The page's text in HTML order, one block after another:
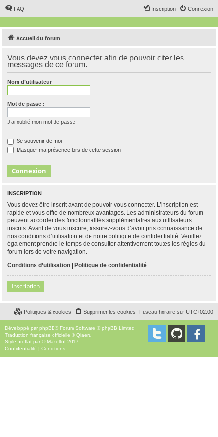
FAQ Connexion
Inscription
Accueil du forum
Vous devez vous connecter afin de pouvoir citer les
messages de ce forum.
Nom d’utilisateur :
Mot de passe :
J’ai oublié mon mot de passe
Se souvenir de moi
Masquer ma présence lors de cette session
INSCRIPTION
Vous devez être inscrit avant de pouvoir vous connecter. L’inscription est
rapide et vous offre de nombreux avantages. Les administrateurs du forum
peuvent accorder des fonctionnalités supplémentaires aux utilisateurs
inscrits. Avant de vous inscrire, assurez-vous d’avoir pris connaissance de
nos conditions d’utilisation et de notre politique de confidentialité. Veuillez
également prendre le temps de consulter attentivement toutes les règles du
forum lors de votre navigation.
Conditions d’utilisation | Politique de confidentialité
Inscription
Fuseau horaire sur UTC+02:00
Supprimer les cookies
Politiques & cookies
Développé par phpBB® Forum Software © phpBB Limited
Traduction française officielle ©Qiaeru
Style proflat par © Mazeltof 2017
Confidentialité | Conditions